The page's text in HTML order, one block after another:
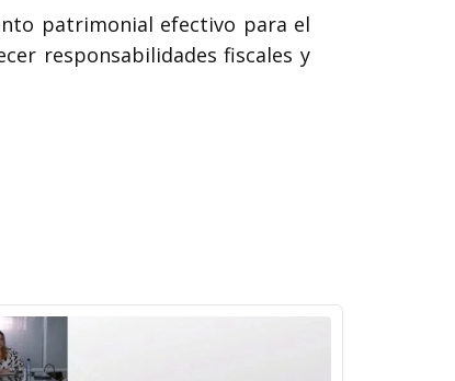
patrimonial efectivo para el
responsabilidades fiscales y